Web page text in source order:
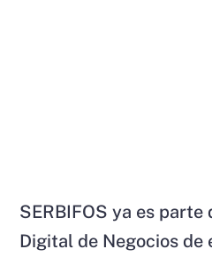
SERBIFOS ya es parte
Digital de Negocios de